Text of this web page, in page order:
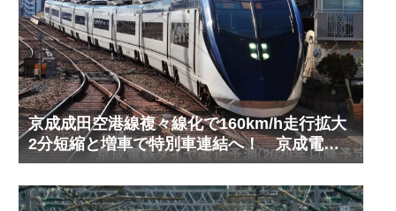
京成成田空港線複々線化で160km/h走行拡大
2分短縮と増車で特別車連結へ！ 京成電鉄
ダイヤ改正予測(2029年以降予定)